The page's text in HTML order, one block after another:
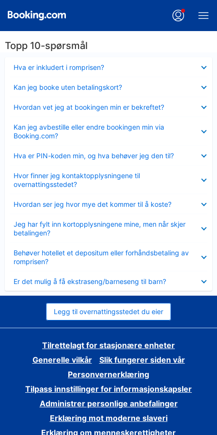
Topp 10-spørsmål
Hva er inkludert i romprisen?
mindre
Kan jeg booke uten betalingskort?
mindre
Hvordan vet jeg at bookingen min er bekreftet?
mindre
Kan jeg avbestille eller endre bookingen min via
Booking.com?
mindre
Hva er PIN-koden min, og hva behøver jeg den til?
mindre
Hvor finner jeg kontaktopplysningene til
overnattingsstedet?
mindre
Hvordan ser jeg hvor mye det kommer til å koste?
mindre
Jeg har fylt inn kortopplysningene mine, men når skjer
betalingen?
mindre
Behøver hotellet et depositum eller forhåndsbetaling av
romprisen?
mindre
Er det mulig å få ekstraseng/barneseng til barn?
mindre
Legg til overnattingsstedet du eier
Tilrettelagt for stasjonære enheter
Generelle vilkår
Slik fungerer siden vår
Personvernerklæring
Tilpass innstillinger for informasjonskapsler
Administrer personlige anbefalinger
Erklæring mot moderne slaveri
Erklæring om menneskerettigheter